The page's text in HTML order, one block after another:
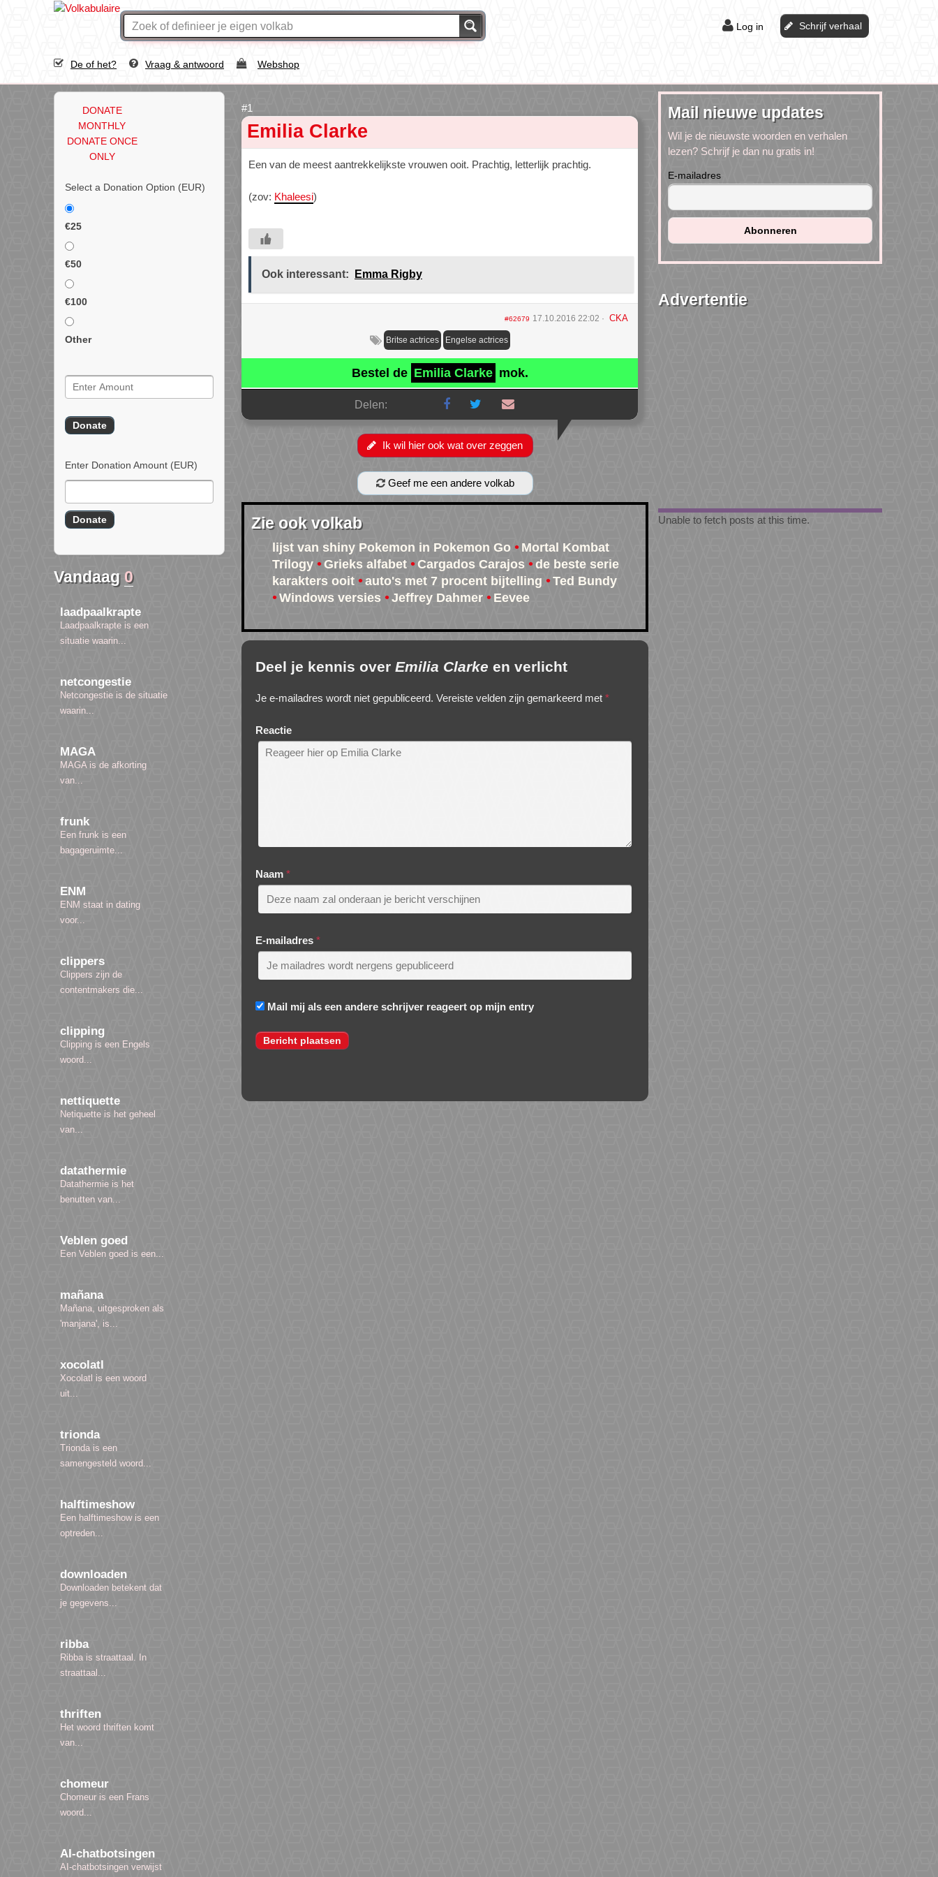
Log in Schrijf verhaal
De of het? Vraag & antwoord Webshop
DONATE
MONTHLY
DONATE ONCE
ONLY
Select a Donation Option (EUR)
€25
€50
€100
Other
Enter Donation Amount (EUR)
Vandaag 0
laadpaalkrapte
Laadpaalkrapte is een
situatie waarin...
netcongestie
Netcongestie is de situatie
waarin...
MAGA
MAGA is de afkorting
van...
frunk
Een frunk is een
bagageruimte...
ENM
ENM staat in dating
voor...
clippers
Clippers zijn de
contentmakers die...
clipping
Clipping is een Engels
woord...
nettiquette
Netiquette is het geheel
van...
datathermie
Datathermie is het
benutten van...
Veblen goed
Een Veblen goed is een...
mañana
Mañana, uitgesproken als
'manjana', is...
xocolatl
Xocolatl is een woord
uit...
trionda
Trionda is een
samengesteld woord...
halftimeshow
Een halftimeshow is een
optreden...
downloaden
Downloaden betekent dat
je gegevens...
ribba
Ribba is straattaal. In
straattaal...
thriften
Het woord thriften komt
van...
chomeur
Chomeur is een Frans
woord...
AI-chatbotsingen
AI-chatbotsingen verwijst
Emilia Clarke
Een van de meest aantrekkelijkste vrouwen ooit. Prachtig, letterlijk prachtig.
(zov: Khaleesi)
Ook interessant: Emma Rigby
#62679 17.10.2016 22:02 CKA
Britse actrices Engelse actrices
Bestel de Emilia Clarke mok.
Delen:
Ik wil hier ook wat over zeggen
Geef me een andere volkab
Zie ook volkab
lijst van shiny Pokemon in Pokemon Go
Mortal Kombat
Trilogy
Grieks alfabet Cargados Carajos
de beste serie
karakters ooit
auto's met 7 procent bijtelling
Ted Bundy
Windows versies
Jeffrey Dahmer Eevee
Deel je kennis over Emilia Clarke en verlicht
Je e-mailadres wordt niet gepubliceerd. Vereiste velden zijn gemarkeerd met *
Reactie
Naam *
E-mailadres *
Mail mij als een andere schrijver reageert op mijn entry
Mail nieuwe updates
Wil je de nieuwste woorden en verhalen
lezen? Schrijf je dan nu gratis in!
E-mailadres
Advertentie
Unable to fetch posts at this time.